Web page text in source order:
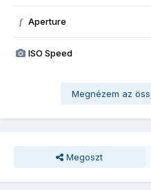
f Aperture
ISO Speed
Megnézem az
Megoszt